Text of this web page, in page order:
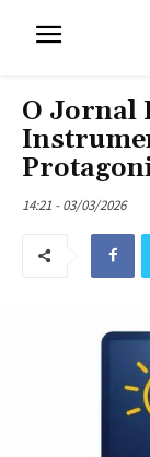
O Jornal
14:21 - 03/03/2026